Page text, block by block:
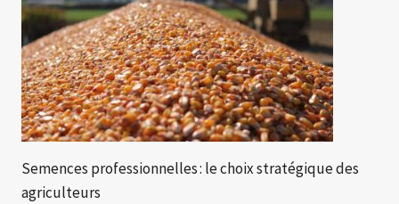
Semences professionnelles : le choix stratégique des
agriculteurs